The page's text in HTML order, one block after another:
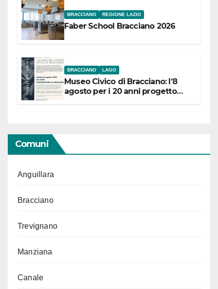
BRACCIANO REGIONE LAZIO
Faber School Bracciano 2026
BRACCIANO LAGO
Museo Civico di Bracciano: l’8
agosto per i 20 anni progetto
Comuni
Anguillara
Bracciano
Trevignano
Manziana
Canale